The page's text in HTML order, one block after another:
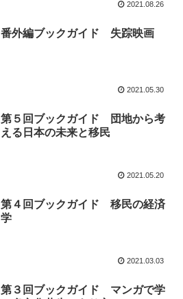
2021.08.26
番外編ブックガイド 失踪映画
2021.05.30
第５回ブックガイド 団地から考
える日本の未来と移民
2021.05.20
第４回ブックガイド 移民の経済
学
2021.03.03
第３回ブックガイド マンガで学